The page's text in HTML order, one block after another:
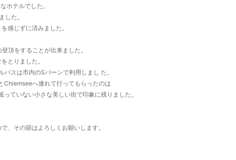
ホテルでした。
た。
感じずに済みました。
頂をすることが出来ました。
とりました。
スは市内のSバーンで利用しまし た。
Chiemseeへ連れて行ってもらったのは
ていない小さな美しい街で印象に残りました。
、その節はよろしくお願いします。